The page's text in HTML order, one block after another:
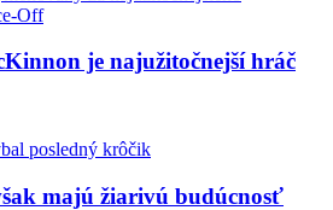
je najužitočnejší hráč
majú žiarivú budúcnosť